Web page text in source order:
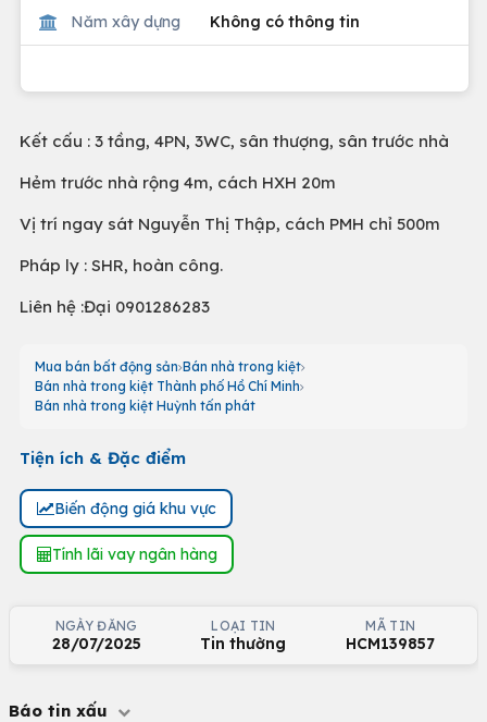
Năm xây dựng Không có thông tin
Kết cấu : 3 tầng, 4PN, 3WC, sân thượng, sân trước nhà
Hẻm trước nhà rộng 4m, cách HXH 20m
Vị trí ngay sát Nguyễn Thị Thập, cách PMH chỉ 500m
Pháp ly : SHR, hoàn công.
Liên hệ :Đại 0901286283
Mua bán bất động sản Bán nhà trong kiệt
Bán nhà trong kiệt Thành phố Hồ Chí Minh
Bán nhà trong kiệt Huỳnh tấn phát
Tiện ích & Đặc điểm
Biến động giá khu vực
Tính lãi vay ngân hàng
NGÀY ĐĂNG
28/07/2025
LOẠI TIN
Tin thường
MÃ TIN
HCM139857
Báo tin xấu